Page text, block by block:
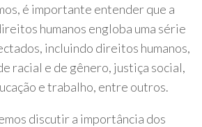
é importante entender que a
humanos engloba uma série
incluindo direitos humanos,
racial e de gênero, justiça social,
e trabalho, entre outros.
discutir a importância dos